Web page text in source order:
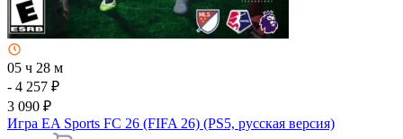
05 ч 28 м
- 4 257 ₽
3 090 ₽
Игра EA Sports FC 26 (FIFA 26) (PS5, русская версия)